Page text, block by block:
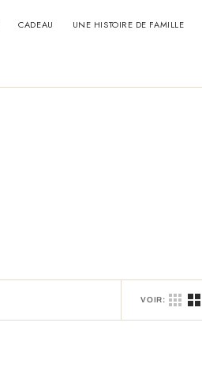
CADEAU UNE HISTOIRE DE FAMILLE
VOIR: